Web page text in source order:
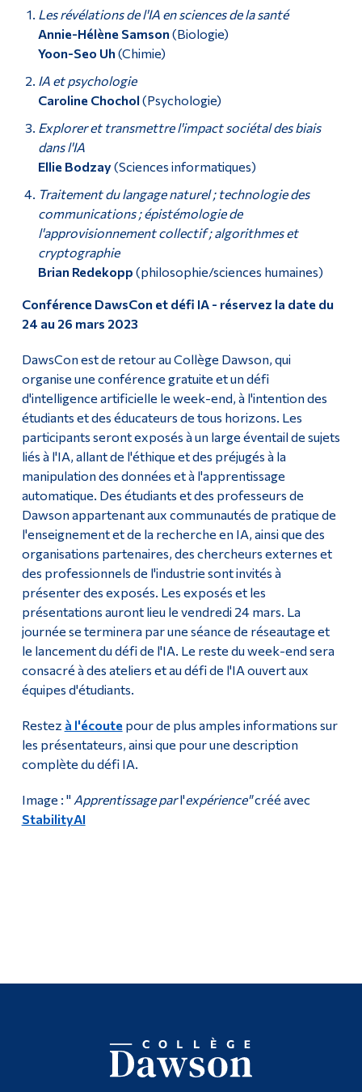
Les révélations de l'IA en sciences de la santé
Annie-Hélène Samson (Biologie)
Yoon-Seo Uh (Chimie)
IA et psychologie
Caroline Chochol (Psychologie)
Explorer et transmettre l'impact sociétal des biais
dans l'IA
Ellie Bodzay(Sciences informatiques)
Traitement du langage naturel ; technologie des
communications ; épistémologie de
l'approvisionnement collectif ; algorithmes et
cryptographie
Brian Redekopp (philosophie/sciences humaines)
Conférence DawsCon et défi IA - réservez la date du
24 au 26 mars 2023
DawsCon est de retour au Collège Dawson, qui
organise une conférence gratuite et un défi
d'intelligence artificielle le week-end, à l'intention des
étudiants et des éducateurs de tous horizons. Les
participants seront exposés à un large éventail de sujets
liés à l'IA, allant de l'éthique et des préjugés à la
manipulation des données et à l'apprentissage
automatique. Des étudiants et des professeurs de
Dawson appartenant aux communautés de pratique de
l'enseignement et de la recherche en IA, ainsi que des
organisations partenaires, des chercheurs externes et
des professionnels de l'industrie sont invités à
présenter des exposés. Les exposés et les
présentations auront lieu le vendredi 24 mars. La
journée se terminera par une séance de réseautage et
le lancement du défi de l'IA. Le reste du week-end sera
consacré à des ateliers et au défi de l'IA ouvert aux
équipes d'étudiants.
Restez à l'écoutepour de plus amples informations sur
les présentateurs, ainsi que pour une description
complète du défi IA.
Image : " Apprentissage parl'expérience"créé avec
StabilityAI